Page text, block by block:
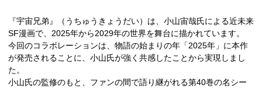
『宇宙兄弟』（うちゅうきょうだい）は、小山宙哉氏による近未来
SF漫画で、2025年から2029年の世界を舞台に描かれています。
今回のコラボレーションは、物語の始まりの年「2025年」に本作
が発売されることに、小山氏が強く共感したことから実現しまし
た。
小山氏の監修のもと、ファンの間で語り継がれる第40巻の名シー